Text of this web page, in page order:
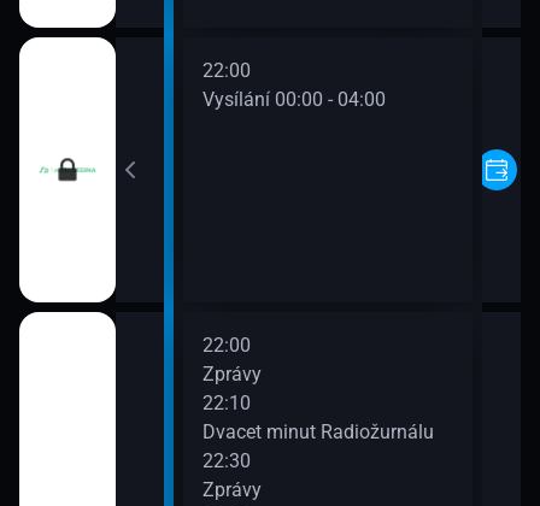
22:00
Vysílání 00:00 - 04:00
22:00
Zprávy
22:10
Dvacet minut Radiožurnálu
22:30
Zprávy